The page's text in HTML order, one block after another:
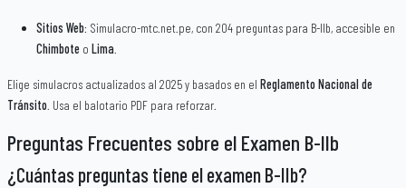
Sitios Web: Simulacro-mtc.net.pe, con 204 preguntas para B-IIb, accesible en
Chimbote o Lima
Elige simulacros actualizados al 2025 y basados en el Reglamento Nacional de
Tránsito . Usa el balotario PDF para reforzar.
Preguntas Frecuentes sobre el Examen B-IIb
¿Cuántas preguntas tiene el examen B-IIb?